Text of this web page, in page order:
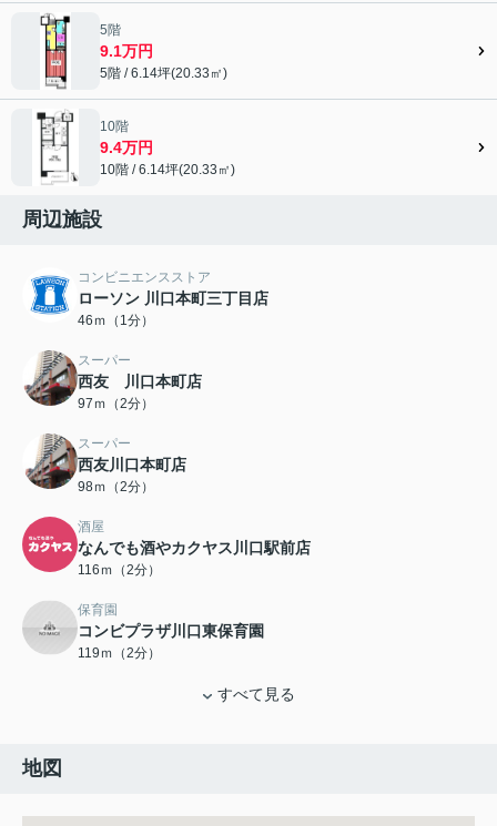
5階
9.1万円
5階 / 6.14坪(20.33㎡)
10階
9.4万円
10階 / 6.14坪(20.33㎡)
周辺施設
コンビニエンスストア
ローソン 川口本町三丁目店
46ｍ（1分）
スーパー
西友 川口本町店
97ｍ（2分）
スーパー
西友川口本町店
98ｍ（2分）
酒屋
なんでも酒やカクヤス川口駅前店
116ｍ（2分）
保育園
コンビプラザ川口東保育園
119ｍ（2分）
すべて見る
地図